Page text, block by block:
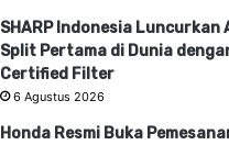
SHARP Indonesia Luncurkan
Split Pertama di Dunia
Certified Filter
6 Agustus 2026
Honda Resmi Buka